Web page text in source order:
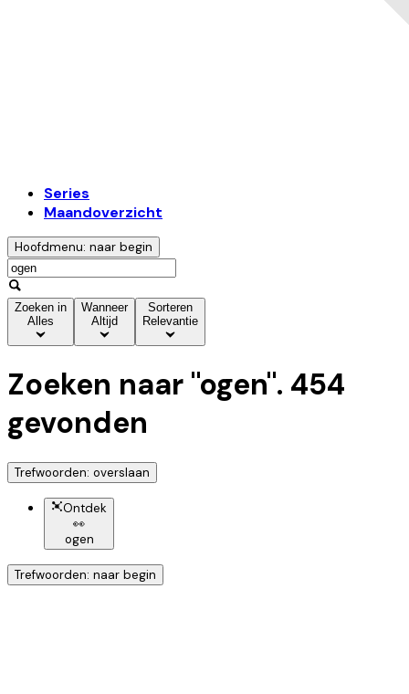
Series
Maandoverzicht
Hoofdmenu: naar begin
Zoeken in
Alles
Wanneer
Altijd
Sorteren
Relevantie
Zoeken naar "ogen". 454
gevonden
Trefwoorden: overslaan
Ontdek
👀
ogen
Trefwoorden: naar begin